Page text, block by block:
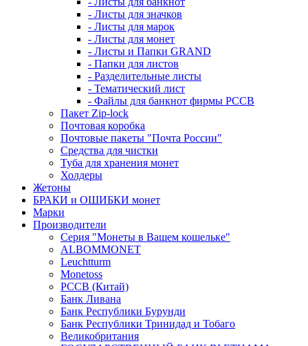
- Листы для значков
- Листы для марок
- Листы для монет
- Листы и Папки GRAND
- Папки для листов
- Разделительные листы
- Тематический лист
- Файлы для банкнот фирмы PCCB
Пакет Zip-lock
Почтовая коробка
Почтовые пакеты "Почта России"
Средства для чистки
Туба для хранения монет
Холдеры
Жетоны
БРАКИ и ОШИБКИ монет
Марки
Производители
Серия "Монеты в Вашем кошельке"
ALBOMMONET
Leuchtturm
Monetoss
PCCB (Китай)
Банк Ливана
Банк Республики Бурунди
Банк Республики Тринидад и Тобаго
Великобритания